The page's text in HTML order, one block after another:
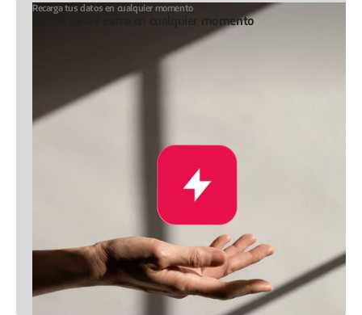
Recarga tus datos en cualquier momento
Añade datos extra en cualquier momento